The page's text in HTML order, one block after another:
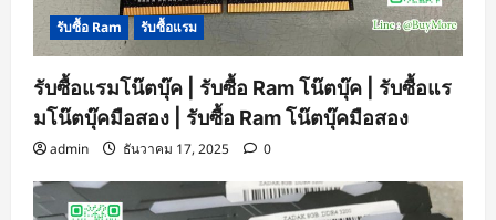
รับซื้อ Ram รับซื้อแรม
รับซื้อแรมโน๊ตบุ๊ค | รับซื้อ Ram โน๊ตบุ๊ค | รับซื้อแร
มโน๊ตบุ๊คมือสอง | รับซื้อ Ram โน๊ตบุ๊คมือสอง
admin ธันวาคม 17, 2025 0